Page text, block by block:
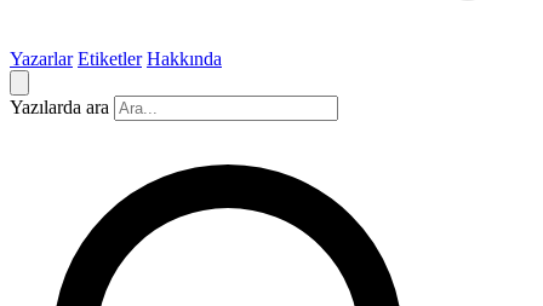
Yazarlar Etiketler Hakkında
Yazılarda ara